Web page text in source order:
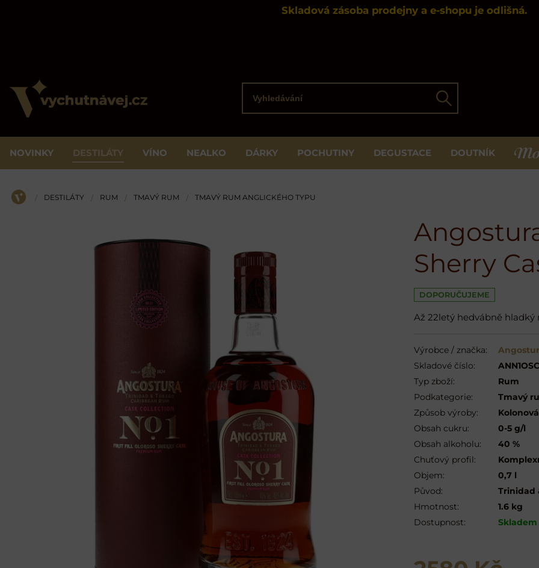
Skladová zásoba prodejny a e-shopu je odlišná.
Hledat
NOVINKY DESTILÁTY VÍNO NEALKO DÁRKY POCHUTINY DEGUSTACE DOUTNÍK
ÚVOD
/ DESTILÁTY / RUM / TMAVÝ RUM / TMAVÝ RUM ANGLICKÉHO TYPU
Sherry
DOPORUČUJEME
Až 22letý hedvábně
Výrobce / značka:
Skladové číslo:
ANN1OSC
Typ zboží:
Rum
Podkategorie:
Tmavý
Způsob výroby:
Obsah cukru:
0-5 g/l
Obsah alkoholu:
40 %
Chuťový profil:
Objem:
0,7 l
Původ:
Trinidad
Hmotnost:
1.6 kg
Dostupnost:
Skladem